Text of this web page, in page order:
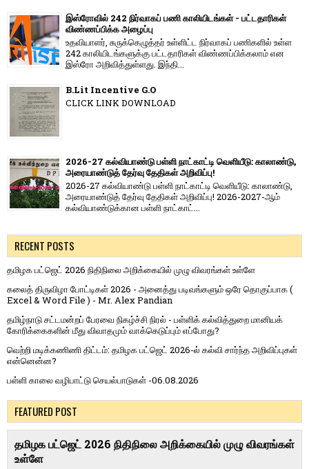
இஸ்ரோவில் 242 நிர்வாகப் பணி காலியிடங்கள் - பட்டதாரிகள்
விண்ணப்பிக்க அழைப்பு
உதவியாளர், சுருக்கெழுத்தர் உள்ளிட்ட நிர்வாகப் பணிகளில் உள்ள
242 காலியிடங்களுக்கு பட்டதாரிகள் விண்ணப்பிக்கலாம் என
இஸ்ரோ அறிவித்துள்ளது. இந்தி...
B.Lit Incentive G.O
CLICK LINK DOWNLOAD
2026-27 கல்வியாண்டு பள்ளி நாட்காட்டி வெளியீடு: காலாண்டு,
அரையாண்டுத் தேர்வு தேதிகள் அறிவிப்பு!
2026-27 கல்வியாண்டு பள்ளி நாட்காட்டி வெளியீடு: காலாண்டு,
அரையாண்டுத் தேர்வு தேதிகள் அறிவிப்பு! 2026-2027-ஆம்
கல்வியாண்டுக்கான பள்ளி நாட்காட்...
RECENT POSTS
தமிழக பட்ஜெட் 2026 நிதிநிலை அறிக்கையில் முழு விவரங்கள் உள்ளே
கலைத் திருவிழா போட்டிகள் 2026 - அனைத்து படிவங்களும் ஒரே தொகுப்பாக (
Excel & Word File ) - Mr. Alex Pandian
தமிழ்நாடு சட்டமன்றப் பேரவை நிகழ்ச்சி நிரல் - பள்ளிக் கல்வித்துறை மானியக்
கோரிக்கைகளின் மீது விவாதமும் வாக்கெடுப்பும் எப்போது?
வெற்றி மடிக்கணிணி திட்டம்: தமிழக பட்ஜெட் 2026-ல் கல்வி சார்ந்த அறிவிப்புகள்
என்னென்ன?
பள்ளி காலை வழிபாட்டு செயல்பாடுகள் -06.08.2026
FEATURED POST
தமிழக பட்ஜெட் 2026 நிதிநிலை அறிக்கையில் முழு விவரங்கள்
உள்ளே